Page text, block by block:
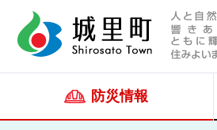
防災情報